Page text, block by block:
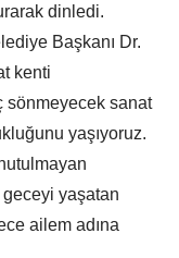
dinledi.
Başkanı Dr.
kenti
sönmeyecek sanat
yaşıyoruz.
yaşatan
ailem adına